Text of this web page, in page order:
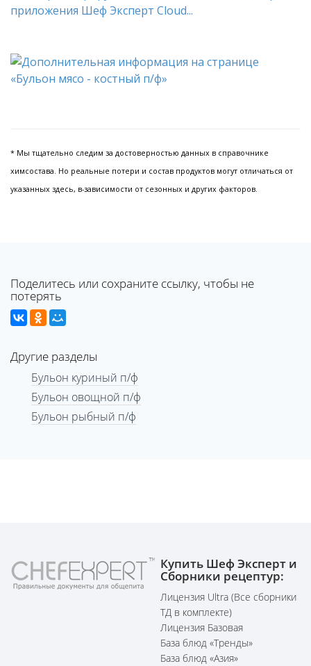
приложения Шеф Эксперт Cloud...
* Мы тщательно следим за достоверностью данных в справочнике
химсостава. Но реальные потери и состав продуктов могут отличаться от
указанных здесь, в-зависимости от сезонных и других факторов.
Поделитесь или сохраните ссылку, чтобы не
потерять
Другие разделы
Бульон куриный п/ф
Бульон овощной п/ф
Бульон рыбный п/ф
Купить Шеф Эксперт и
Сборники рецептур:
Лицензия Ultra (Все сборники
ТД в комплекте)
Лицензия Базовая
База блюд «Тренды»
База блюд «Азия»